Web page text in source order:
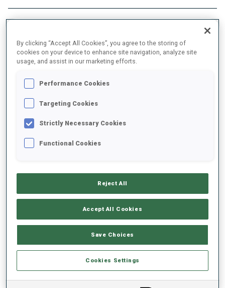
À PROPOS
12 JUIL. 2007
ÉQUIPE JUNIOR CUP HOMMES (GER)
By clicking “Accept All Cookies”, you agree to the storing of
cookies on your device to enhance site navigation, analyze site
usage, and assist in our marketing efforts.
Performance Cookies
Targeting Cookies
Strictly Necessary Cookies
Functional Cookies
Reject All
Accept All Cookies
Save Choices
Cookies Settings